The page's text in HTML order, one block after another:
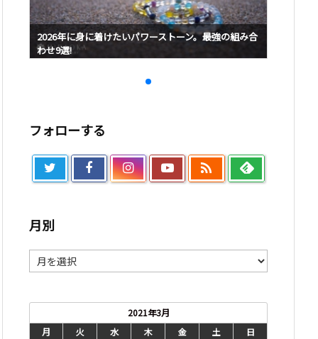
2026年に身に着けたいパワーストーン。最強の組み合
わせ9選!
フォローする

月別
別
2021年3月
月
火 水 木 金 土
日